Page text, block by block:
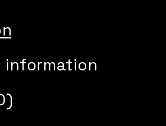
information